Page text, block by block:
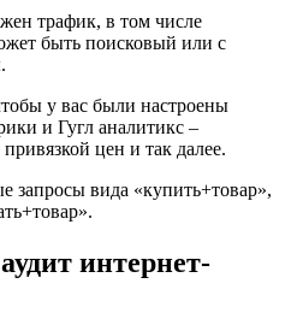
трафик, в том числе
быть поисковый или с
у вас были настроены
и Гугл аналитикс –
цен и так далее.
вида «купить+товар»,
интернет-